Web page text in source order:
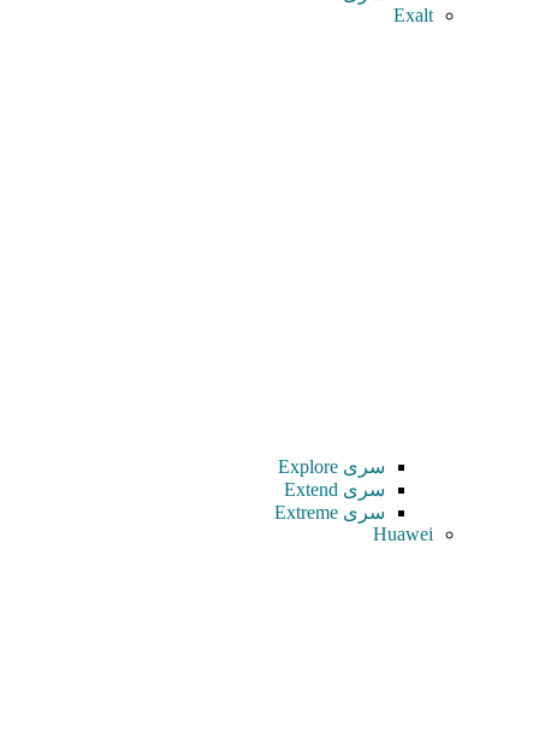
Exalt
سری Explore
سری Extend
سری Extreme
Huawei